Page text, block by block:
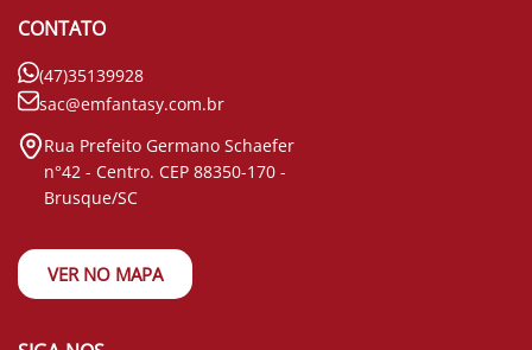
CONTATO
(47)35139928
sac@emfantasy.com.br
Rua Prefeito Germano Schaefer
n°42 - Centro. CEP 88350-170 -
Brusque/SC
VER NO MAPA